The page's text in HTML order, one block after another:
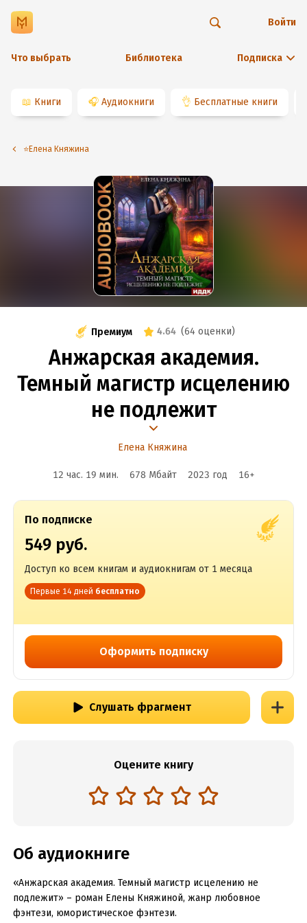
Что выбрать Библиотека Подписка
Войти
📖 Книги 🎧 Аудиокниги 👌 Бесплатные книги
⭐️Елена Княжина
Премиум 4.64 (64 оценки)
Анжарская академия.
Темный магистр исцелению
не подлежит
Елена Княжина
12 час. 19 мин. 678 Мбайт 2023 год 16+
По подписке
549 руб.
Доступ ко всем книгам и аудиокнигам от 1 месяца
Первые 14 дней бесплатно
Оформить подписку
Слушать фрагмент
Оцените книгу
Об аудиокниге
«Анжарская академия. Темный магистр исцелению не
подлежит» – роман Елены Княжиной, жанр любовное
фэнтези, юмористическое фэнтези.